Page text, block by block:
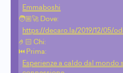
Emmaboshi
🧑🏼‍🚀 Dove:
https://decaro.la/2019/12/05/
🤌🏻 Chi:
⏮️ Prima:
Esperienze a caldo dal mondo